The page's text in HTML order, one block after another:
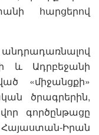
հարցերով
և Ադրբեջանի
«միջանցքի»
ծրագրերին,
գործընթացը
Իրան